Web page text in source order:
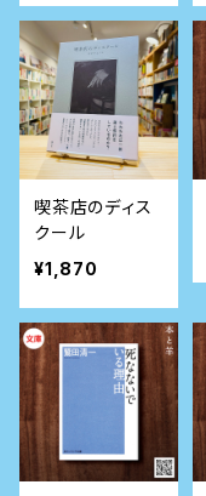
喫茶店のディス
クール
¥1,870